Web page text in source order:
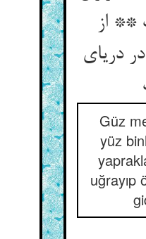
** از
دریای
Güz
yüz
uğrayıp